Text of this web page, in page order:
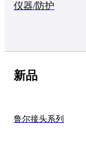
仪器/防护
新品
鲁尔接头系列